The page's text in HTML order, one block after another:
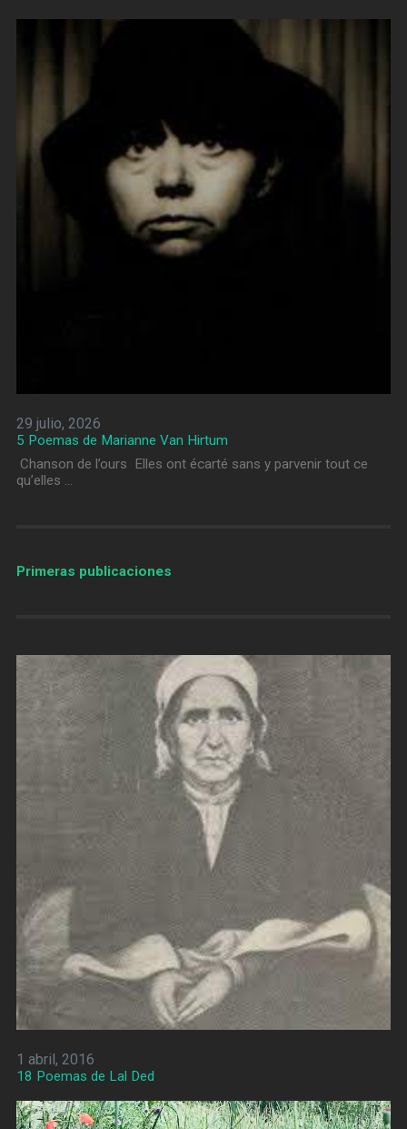
29 julio, 2026
5 Poemas de Marianne Van Hirtum
Chanson de l’ours Elles ont écarté sans y parvenir tout ce
qu’elles …
Primeras publicaciones
1 abril, 2016
18 Poemas de Lal Ded